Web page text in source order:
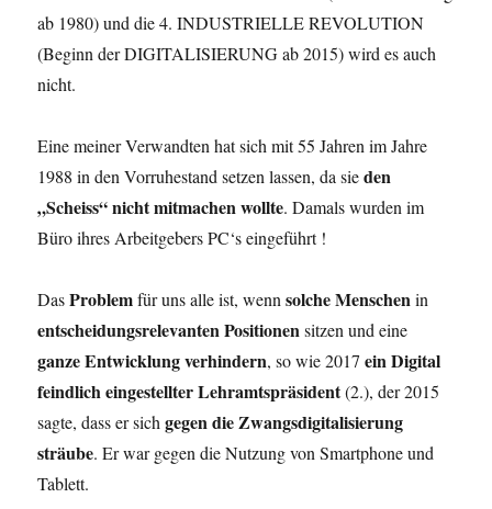
ab 1980) und die 4. INDUSTRIELLE REVOLUTION
(Beginn der DIGITALISIERUNG ab 2015) wird es auch
nicht.
Eine meiner Verwandten hat sich mit 55 Jahren im Jahre
1988 in den Vorruhestand setzen lassen, da sieden
„Scheiss“ nicht mitmachen wollte. Damals wurden im
Büro ihres Arbeitgebers PC‘s eingeführt !
DasProblemfür uns alle ist, wennsolche Menschenin
entscheidungsrelevanten Positionensitzen und eine
ganze Entwicklung verhindern, so wie 2017ein Digital
feindlich eingestellter Lehramtspräsident(2.), der 2015
sagte, dass er sichgegen die Zwangsdigitalisierung
sträube. Er war gegen die Nutzung von Smartphone und
Tablett.